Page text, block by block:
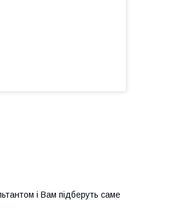
і Вам підберуть саме